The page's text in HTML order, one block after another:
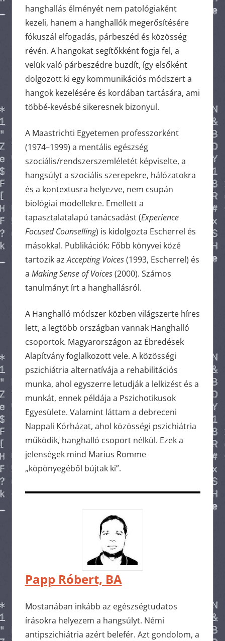
hanghallás élményét nem patológiaként
kezeli, hanem a hanghallók megerősítésére
fókuszál elfogadás, párbeszéd és közösség
révén. A hangokat segítőkként fogja fel, a
velük való párbeszédre buzdít, így elsőként
dolgozott ki egy kommunikációs módszert a
hangok kezelésére és kordában tartására, ami
többé-kevésbé sikeresnek bizonyul.
A Maastrichti Egyetemen professzorként
(1974–1999) a mentális egészség
szociális/rendszerszemléletét képviselte, a
hangsúlyt a szociális szerepekre, hálózatokra
és a kontextusra helyezve, nem csupán
biológiai modellekre. Emellett a
tapasztalatalapú tanácsadást (Experience
Focused Counselling) is kidolgozta Escherrel és
másokkal. Publikációk: Főbb könyvei közé
tartozik azAccepting Voices(1993, Escherrel) és
a Making Sense of Voices(2000). Számos
tanulmányt írt a hanghallásról.
A Hanghalló módszer közben világszerte híres
lett, a legtöbb országban vannak Hanghalló
csoportok. Magyarországon az Ébredések
Alapítvány foglalkozott vele. A közösségi
pszichiátria alternatívája a rehabilitációs
munka, ahol egyszerre letudják a lelkizést és a
munkát, ennek példája a Pszichotikusok
Egyesülete. Valamint láttam a debreceni
Nappali Kórházat, ahol közösségi pszichiátria
működik, hanghalló csoport nélkül. Ezek a
jelenségek mind Marius Romme
„köpönyegéből bújtak ki”.
Papp Róbert, BA
Mostanában inkább az egészségtudatos
írásokra helyezem a hangsúlyt. Némi
antipszichiátria azért belefér. Azt gondolom, a